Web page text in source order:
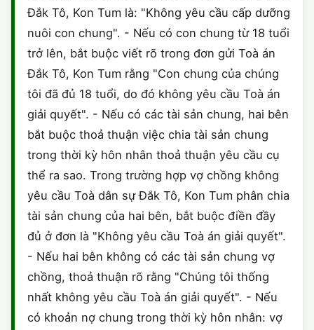
CHỨNG NHẬN HACCP
Đắk Tô, Kon Tum là: "Không yêu cầu cấp dưỡng
nuôi con chung". - Nếu có con chung từ 18 tuổi
trở lên, bắt buộc viết rõ trong đơn gửi Toà án
Đắk Tô, Kon Tum rằng "Con chung của chúng
tôi đã đủ 18 tuổi, do đó không yêu cầu Toà án
giải quyết". - Nếu có các tài sản chung, hai bên
bắt buộc thoả thuận việc chia tài sản chung
trong thời kỳ hôn nhân thoả thuận yêu cầu cụ
thể ra sao. Trong trường hợp vợ chồng không
yêu cầu Toà dân sự Đắk Tô, Kon Tum phân chia
tài sản chung của hai bên, bắt buộc điền đầy
đủ ở đơn là "Không yêu cầu Toà án giải quyết".
- Nếu hai bên không có các tài sản chung vợ
chồng, thoả thuận rõ rằng "Chúng tôi thống
nhất không yêu cầu Toà án giải quyết". - Nếu
có khoản nợ chung trong thời kỳ hôn nhân: vợ